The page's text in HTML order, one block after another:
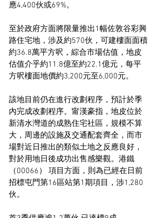
應4,400伙或69%。
至於政府方面將限量推出1幅佐敦谷彩興
路住宅地，涉及約570伙，可建樓面面積
約36.8萬平方呎，綜合市場估值，地皮
估值介乎約11.8億至約22.1億元，每平
方呎樓面地價約3,200元至6,000元。
該地目前仍在進行改劃程序，預計於季
內完成改劃程序。甯漢豪指，地皮位於
新清水灣道的成熟住宅社區，規模不算
大，周邊的設施及交通配套齊全，而市
場對近日推出的類似土地之反應良好，
對於用地日後成功出售感樂觀。港鐵
（00066） 項目方面，則為已經在日前
招標屯門第16區站第1期項目，涉1,280
伙。